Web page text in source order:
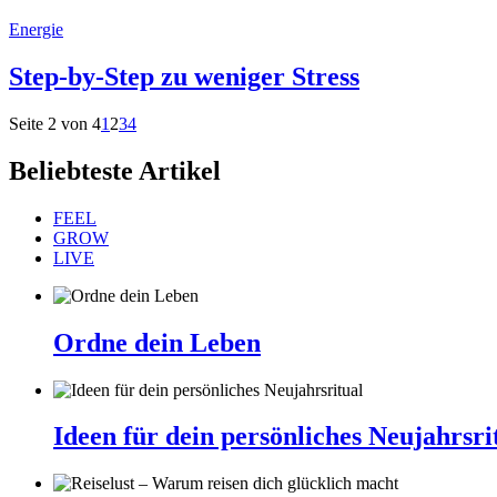
Energie
Step-by-Step zu weniger Stress
Seite 2 von 41 234
Beliebteste Artikel
FEEL
GROW
LIVE
Ordne dein Leben
Ideen für dein persönliches